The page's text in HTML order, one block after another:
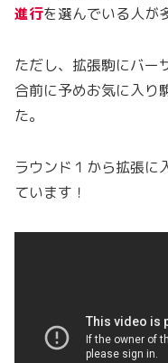
進行を選んでいる人が
ただし、拡張駒にバー
合前に予めお気に入り
た。
ラウンド１から拡張に
ています！